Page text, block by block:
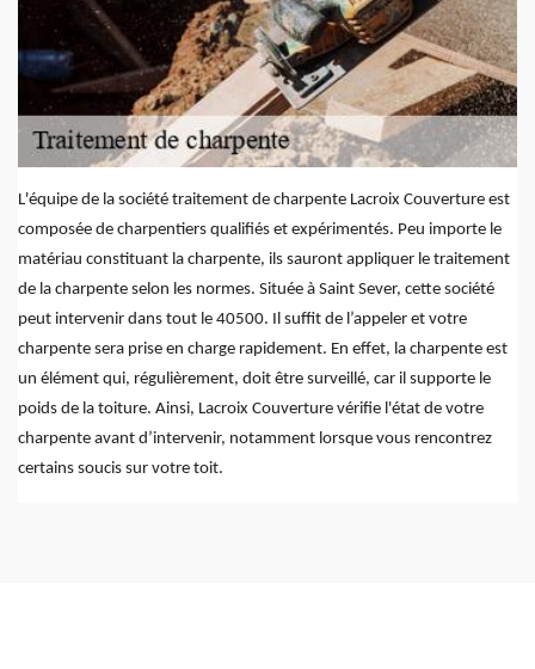
L'équipe de la société traitement de charpente Lacroix Couverture est
composée de charpentiers qualifiés et expérimentés. Peu importe le
matériau constituant la charpente, ils sauront appliquer le traitement
de la charpente selon les normes. Située à Saint Sever, cette société
peut intervenir dans tout le 40500. Il suffit de l’appeler et votre
charpente sera prise en charge rapidement. En effet, la charpente est
un élément qui, régulièrement, doit être surveillé, car il supporte le
poids de la toiture. Ainsi, Lacroix Couverture vérifie l'état de votre
charpente avant d’intervenir, notamment lorsque vous rencontrez
certains soucis sur votre toit.